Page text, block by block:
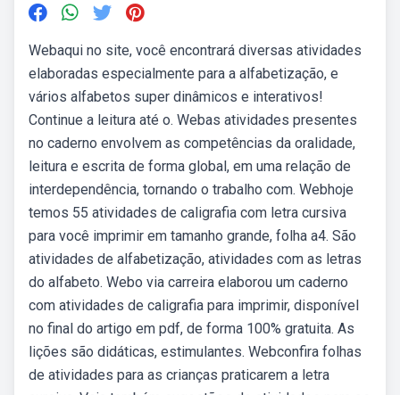
Webaqui no site, você encontrará diversas atividades
elaboradas especialmente para a alfabetização, e
vários alfabetos super dinâmicos e interativos!
Continue a leitura até o. Webas atividades presentes
no caderno envolvem as competências da oralidade,
leitura e escrita de forma global, em uma relação de
interdependência, tornando o trabalho com. Webhoje
temos 55 atividades de caligrafia com letra cursiva
para você imprimir em tamanho grande, folha a4. São
atividades de alfabetização, atividades com as letras
do alfabeto. Webo via carreira elaborou um caderno
com atividades de caligrafia para imprimir, disponível
no final do artigo em pdf, de forma 100% gratuita. As
lições são didáticas, estimulantes. Webconfira folhas
de atividades para as crianças praticarem a letra